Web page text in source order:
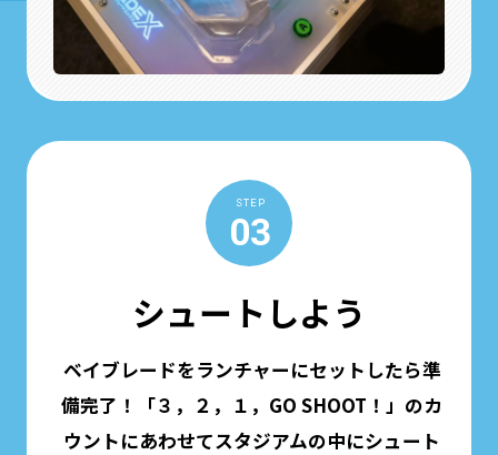
STEP
03
シュートしよう
ベイブレードをランチャーにセットしたら準
備完了！「３，２，１，GO SHOOT！」のカ
ウントにあわせてスタジアムの中にシュート